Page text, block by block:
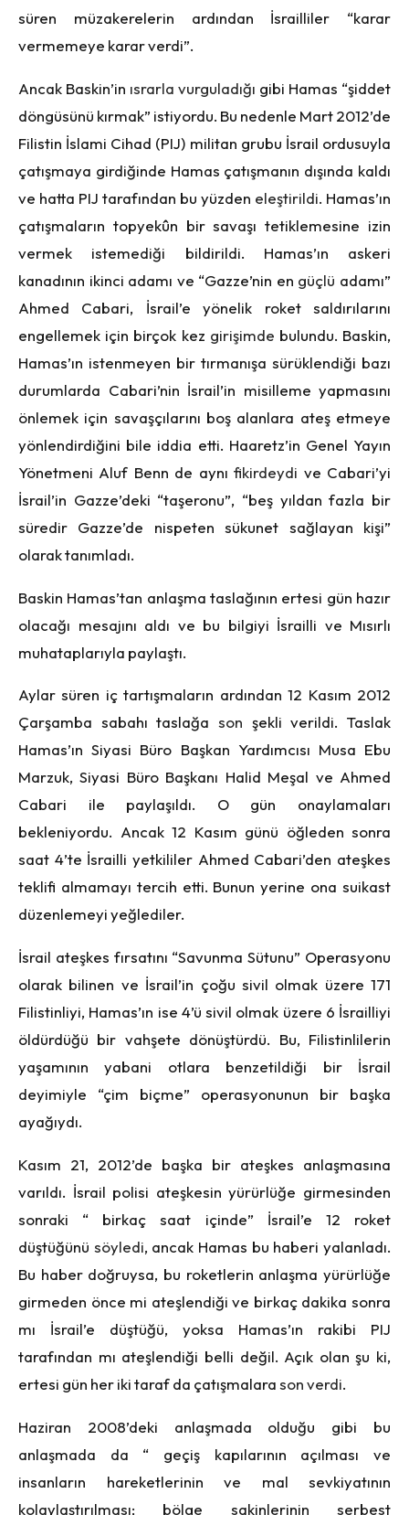
süren müzakerelerin ardından İsrailliler “karar
vermemeye karar verdi”.
Ancak Baskin’in ısrarla vurguladığı gibi Hamas “şiddet
döngüsünü kırmak” istiyordu. Bu nedenle Mart 2012’de
Filistin İslami Cihad (PIJ) militan grubu İsrail ordusuyla
çatışmaya girdiğinde Hamas çatışmanın dışında kaldı
ve hatta PIJ tarafından bu yüzden eleştirildi. Hamas’ın
çatışmaların topyekûn bir savaşı tetiklemesine izin
vermek istemediği bildirildi. Hamas’ın askeri
kanadının ikinci adamı ve “Gazze’nin en güçlü adamı”
Ahmed Cabari, İsrail’e yönelik roket saldırılarını
engellemek için birçok kez girişimde bulundu. Baskin,
Hamas’ın istenmeyen bir tırmanışa sürüklendiği bazı
durumlarda Cabari’nin İsrail’in misilleme yapmasını
önlemek için savaşçılarını boş alanlara ateş etmeye
yönlendirdiğini bile iddia etti. Haaretz’in Genel Yayın
Yönetmeni Aluf Benn de aynıfikirdeydi ve Cabari’yi
İsrail’in Gazze’deki “taşeronu”, “beş yıldan fazla bir
süredir Gazze’de nispeten sükunet sağlayan kişi”
olarak tanımladı.
Baskin Hamas’tan anlaşma taslağının ertesi gün hazır
olacağı mesajını aldı ve bu bilgiyi İsrailli ve Mısırlı
muhataplarıyla paylaştı.
Aylar süren iç tartışmaların ardından 12 Kasım 2012
Çarşamba sabahı taslağa son şekli verildi. Taslak
Hamas’ın Siyasi Büro Başkan Yardımcısı Musa Ebu
Marzuk, Siyasi Büro Başkanı Halid Meşal ve Ahmed
Cabari ile paylaşıldı. O gün onaylamaları
bekleniyordu. Ancak 12 Kasım günü öğleden sonra
saat 4’te İsrailli yetkililer Ahmed Cabari’den ateşkes
teklifi almamayı tercih etti. Bunun yerine ona suikast
düzenlemeyi yeğlediler.
İsrail ateşkes fırsatını “Savunma Sütunu” Operasyonu
olarak bilinen ve İsrail’in çoğu sivil olmak üzere 171
Filistinliyi, Hamas’ın ise 4’ü sivil olmak üzere 6 İsrailliyi
öldürdüğü bir vahşete dönüştürdü. Bu, Filistinlilerin
yaşamının yabani otlara benzetildiği bir İsrail
deyimiyle “çim biçme” operasyonunun bir başka
ayağıydı.
Kasım 21, 2012’de başka bir ateşkes anlaşmasına
varıldı. İsrail polisi ateşkesin yürürlüğe girmesinden
sonraki “ birkaç saat içinde” İsrail’e 12 roket
düştüğünü söyledi, ancak Hamas bu haberi yalanladı.
Bu haber doğruysa, bu roketlerin anlaşma yürürlüğe
girmeden önce mi ateşlendiği ve birkaç dakika sonra
mı İsrail’e düştüğü, yoksa Hamas’ın rakibi PIJ
tarafından mı ateşlendiği belli değil. Açık olan şu ki,
ertesi gün her iki taraf da çatışmalarason verdi.
Haziran 2008’deki anlaşmada olduğu gibi bu
anlaşmada da “ geçiş kapılarının açılması ve
insanların hareketlerinin ve mal sevkiyatının
kolaylaştırılması; bölge sakinlerinin serbest